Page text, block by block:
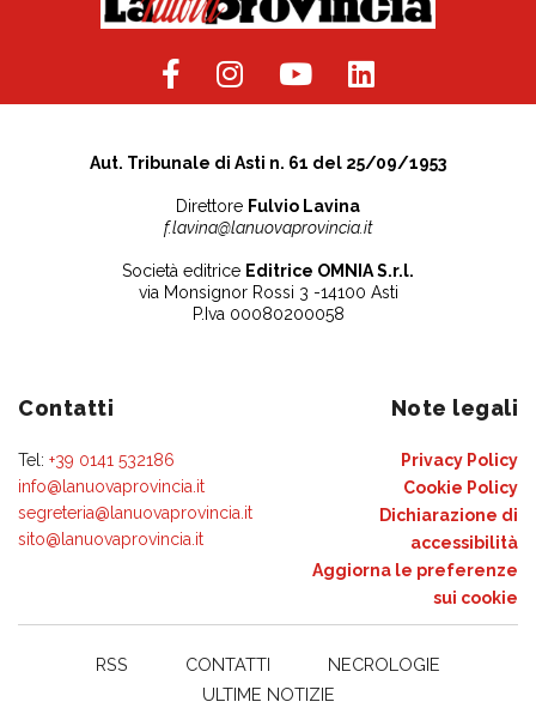
Aut. Tribunale di Asti n. 61 del 25/09/1953
Direttore Fulvio Lavina
f.lavina@lanuovaprovincia.it
Società editrice Editrice OMNIA S.r.l.
via Monsignor Rossi 3 -14100 Asti
P.Iva 00080200058
Contatti
Tel: +39 0141 532186
info@lanuovaprovincia.it
segreteria@lanuovaprovincia.it
sito@lanuovaprovincia.it
Note legali
Privacy Policy
Cookie Policy
Dichiarazione di
accessibilità
Aggiorna le preferenze
sui cookie
RSS CONTATTI
NECROLOGIE
ULTIME NOTIZIE